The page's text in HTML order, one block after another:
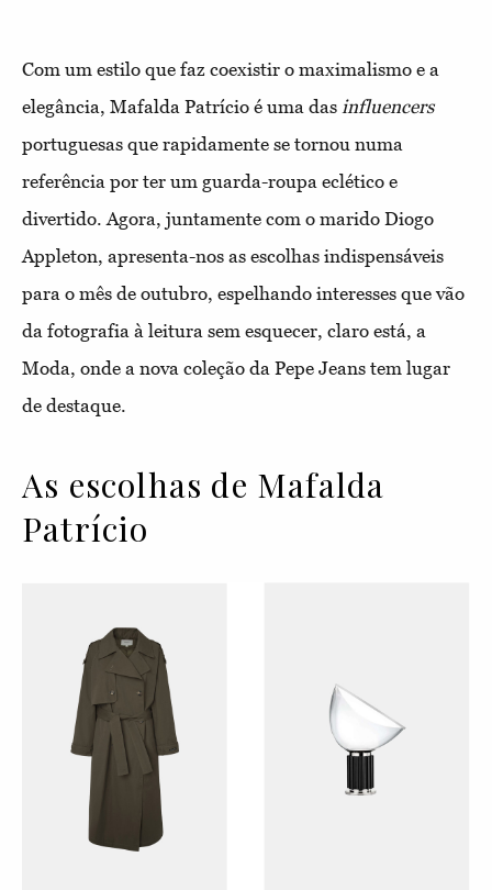
Com um estilo que faz coexistir o maximalismo e a
elegância, Mafalda Patrício é uma das influencers
portuguesas que rapidamente se tornou numa
referência por ter um guarda-roupa eclético e
divertido. Agora, juntamente com o marido Diogo
Appleton, apresenta-nos as escolhas indispensáveis
para o mês de outubro, espelhando interesses que vão
da fotografia à leitura sem esquecer, claro está, a
Moda, onde a nova coleção da Pepe Jeans tem lugar
de destaque.
As escolhas de Mafalda
Patrício